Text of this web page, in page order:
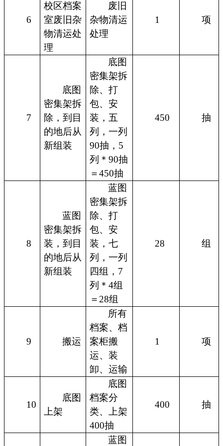
6
校区档案
室废旧杂
物清运处
理
废旧
杂物清运
处理
1 项
7
底图
密集架拆
除，到目
的地后从
新组装
底图
密集架拆
除、打
包、安
装，五
列，一列
90抽，5
列＊90抽
＝450抽
450 抽
8
蓝图
密集架拆
装，到目
的地后从
新组装
蓝图
密集架拆
除、打
包、安
装，七
列，一列
四组，7
列＊4组
＝28组
28 组
9 搬运
所有
档案、档
案柜搬
运、装
卸、运输
1 项
10
底图
上架
底图
档案分
类、上架
400抽
400 抽
蓝图